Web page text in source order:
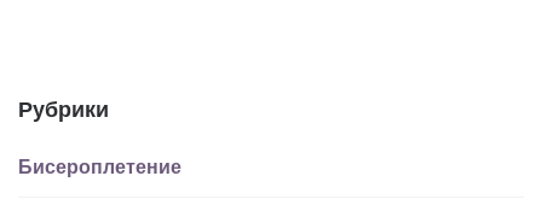
Рубрики
Бисероплетение